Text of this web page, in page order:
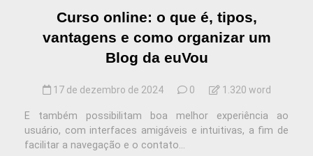
Curso online: o que é, tipos,
vantagens e como organizar um
Blog da euVou
17 de dezembro de 2024 0 1.320 word
E também possibilitam boa melhor experiência ao
usuário, com interfaces amigáveis e intuitivas, a fim de
facilitar a navegação e o contato...